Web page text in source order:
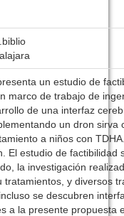
un estudio de
marco de trabajo de
de una interfaz
un dron sirva
a niños con
El estudio de factibilidad
la investigación
tratamientos, y diversos
se descubren
a la presente propuesta